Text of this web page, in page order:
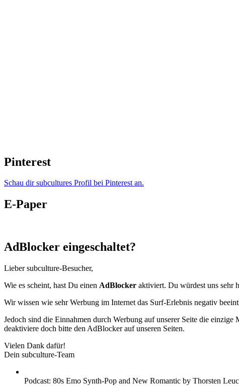
Pinterest
Schau dir subcultures Profil bei Pinterest an.
E-Paper
AdBlocker eingeschaltet?
Lieber subculture-Besucher,
Wie es scheint, hast Du einen AdBlocker aktiviert. Du würdest uns sehr
Wir wissen wie sehr Werbung im Internet das Surf-Erlebnis negativ
Jedoch sind die Einnahmen durch Werbung auf unserer Seite die
deaktiviere doch bitte den AdBlocker auf unseren Seiten.
Vielen Dank dafür!
Dein subculture-Team
Podcast: 80s Emo Synth-Pop and New Romantic by Thorsten